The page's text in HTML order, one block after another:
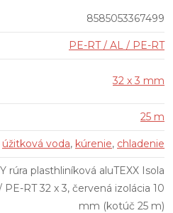
8585053367499
PE-RT / AL / PE-RT
32 x 3 mm
25 m
úžitková voda, kúrenie, chladenie
rúra plasthliníková aluTEXX Isola
PE-RT 32 x 3, červená izolácia 10
mm (kotúč 25 m)